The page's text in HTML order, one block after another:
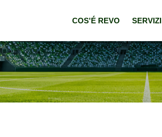
COS'É REVO SERVIZI